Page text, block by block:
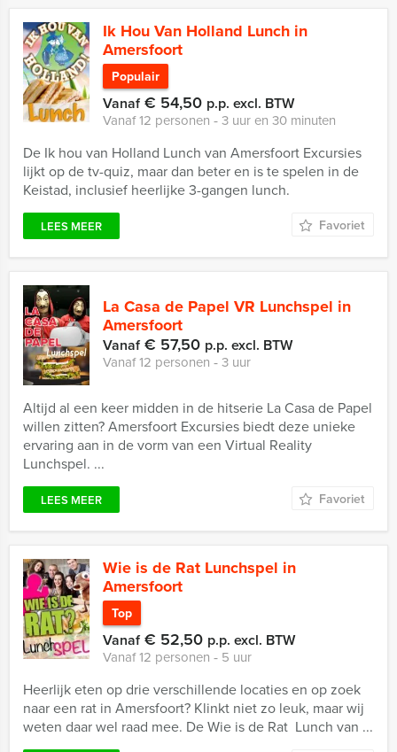
Ik Hou Van Holland Lunch in
Amersfoort
Populair
Vanaf€ 54,50 p.p. excl. BTW
Vanaf 12 personen ‐ 3 uur en 30 minuten
De Ik hou van Holland Lunch van Amersfoort Excursies
lijkt op de tv-quiz, maar dan beter en is te spelen in de
Keistad, inclusief heerlijke 3-gangen lunch.
LEES MEER Favoriet
La Casa de Papel VR Lunchspel in
Amersfoort
Vanaf€ 57,50 p.p. excl. BTW
Vanaf 12 personen ‐ 3 uur
Altijd al een keer midden in de hitserie La Casa de Papel
willen zitten? Amersfoort Excursies biedt deze unieke
ervaring aan in de vorm van een Virtual Reality
Lunchspel. ...
LEES MEER Favoriet
Wie is de Rat Lunchspel in
Amersfoort
Top
Vanaf€ 52,50 p.p. excl. BTW
Vanaf 12 personen ‐ 5 uur
Heerlijk eten op drie verschillende locaties en op zoek
naar een rat in Amersfoort? Klinkt niet zo leuk, maar wij
weten daar wel raad mee. De Wie is de Rat Lunch van ...